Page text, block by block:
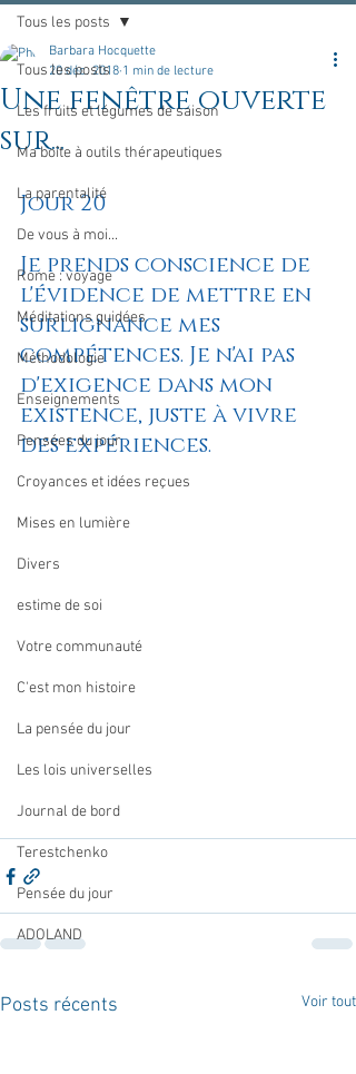
Tous les posts
Les fruits et légumes de saison
Ma boîte à outils thérapeutiques
La parentalité
De vous à moi...
Rome : voyage
Méditations guidées
Méthodologie
Enseignements
Pensées du jour
Croyances et idées reçues
Mises en lumière
Divers
estime de soi
Votre communauté
C'est mon histoire
La pensée du jour
Les lois universelles
Journal de bord
Terestchenko
Pensée du jour
ADOLAND
Tous les posts
Une fenêtre ouverte
sur...
Barbara Hocquette
20 déc. 2018 1 min de lecture
Jour 20
Je prends conscience de
l'évidence de mettre en
surlignance mes
compétences. Je n'ai pas
d'exigence dans mon
existence, juste à vivre
des expériences.
Posts récents Voir tout